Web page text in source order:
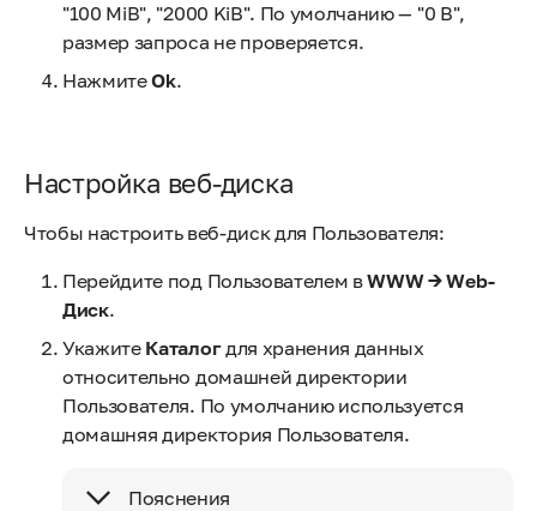
"100 MiB", "2000 KiB". По умолчанию — "0 B",
размер запроса не проверяется.
НажмитеOk.
Настройка веб-диска
Чтобы настроить веб-диск для Пользователя:
Перейдите под Пользователем вWWW → Web-
Диск.
Укажите Каталогдля хранения данных
относительно домашней директории
Пользователя. По умолчанию используется
домашняя директория Пользователя.
Пояснения